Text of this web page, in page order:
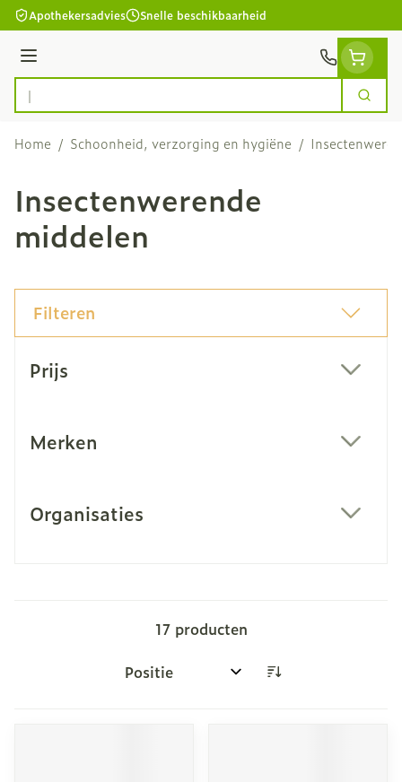
Ga naar de inhoud
Apothekersadvies Snelle beschikbaarheid
Menu
Product, merk, categorie...
Zoek
Home / Schoonheid, verzorging en hygiëne /
Insectenwerende
middelen
Filteren
Prijs
Merken
Organisaties
17producten
Sorteer op: